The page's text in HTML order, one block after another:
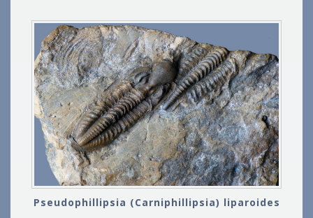
Pseudophillipsia (Carniphillipsia) liparoides